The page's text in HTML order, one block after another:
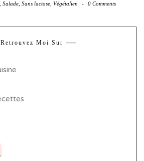
Salade Sans lactose Végétalien - 0 Comments
Retrouvez Moi Sur